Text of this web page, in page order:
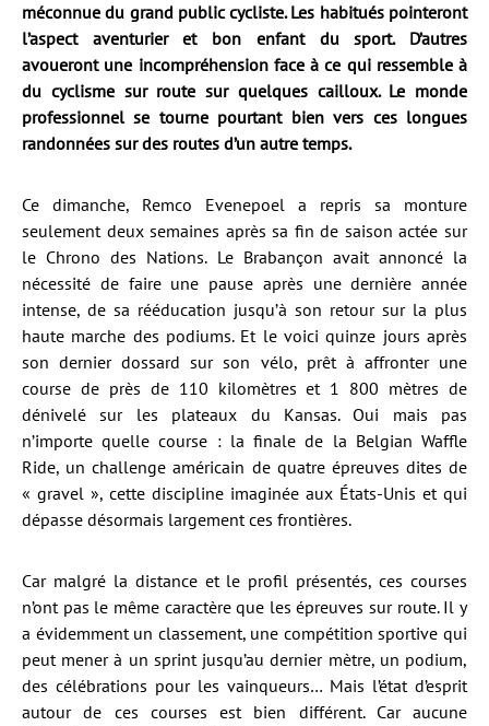
méconnue du grand public cycliste. Les habitués pointeront
l’aspect aventurier et bon enfant du sport. D’autres
avoueront une incompréhension face à ce qui ressemble à
du cyclisme sur route sur quelques cailloux. Le monde
professionnel se tourne pourtant bien vers ces longues
randonnées sur des routes d’un autre temps.
Ce dimanche, Remco Evenepoel a repris sa monture
seulement deux semaines après sa fin de saison actée sur
le Chrono des Nations. Le Brabançon avait annoncé la
nécessité de faire une pause après une dernière année
intense, de sa rééducation jusqu’à son retour sur la plus
haute marche des podiums. Et le voici quinze jours après
son dernier dossard sur son vélo, prêt à affronter une
course de près de 110 kilomètres et 1 800 mètres de
dénivelé sur les plateaux du Kansas. Oui mais pas
n’importe quelle course : la finale de la Belgian Waffle
Ride, un challenge américain de quatre épreuves dites de
« gravel », cette discipline imaginée aux États-Unis et qui
dépasse désormais largement ces frontières.
Car malgré la distance et le profil présentés, ces courses
n’ont pas le même caractère que les épreuves sur route. Il y
a évidemment un classement, une compétition sportive qui
peut mener à un sprint jusqu’au dernier mètre, un podium,
des célébrations pour les vainqueurs… Mais l’état d’esprit
autour de ces courses est bien différent. Car aucune